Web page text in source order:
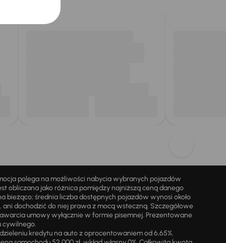
polega na możliwości nabycia wybranych pojazdów
obliczana jako różnica pomiędzy najniższą ceną danego
bieżąco; średnia liczba dostępnych pojazdów wynosi około
dochodzić do niej prawa z mocą wsteczną. Szczegółowe
umowy wyłącznie w formie pisemnej. Prezentowane
cywilnego.
kredytu na auto z oprocentowaniem od 6,65%.